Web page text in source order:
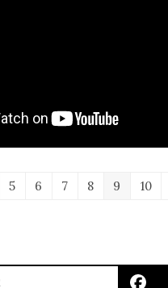
5 6 7 8 9 10